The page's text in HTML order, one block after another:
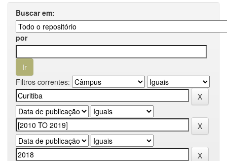
Buscar em:
por
Filtros correntes: